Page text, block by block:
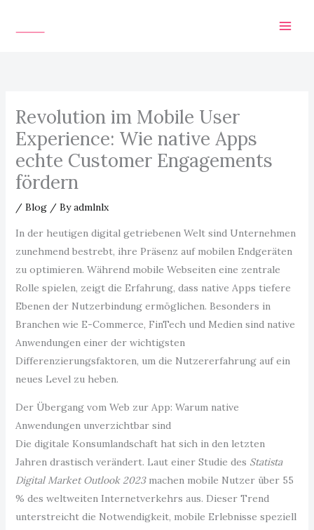
Revolution im Mobile User
Experience: Wie native Apps
echte Customer Engagements
fördern
/ Blog/ Byadmlnlx
In der heutigen digital getriebenen Welt sind Unternehmen
zunehmend bestrebt, ihre Präsenz auf mobilen Endgeräten
zu optimieren. Während mobile Webseiten eine zentrale
Rolle spielen, zeigt die Erfahrung, dass native Apps tiefere
Ebenen der Nutzerbindung ermöglichen. Besonders in
Branchen wie E-Commerce, FinTech und Medien sind native
Anwendungen einer der wichtigsten
Differenzierungsfaktoren, um die Nutzererfahrung auf ein
neues Level zu heben.
Der Übergang vom Web zur App: Warum native
Anwendungen unverzichtbar sind
Die digitale Konsumlandschaft hat sich in den letzten
Jahren drastisch verändert. Laut einer Studie des Statista
Digital Market Outlook 2023machen mobile Nutzer über 55
% des weltweiten Internetverkehrs aus. Dieser Trend
unterstreicht die Notwendigkeit, mobile Erlebnisse speziell